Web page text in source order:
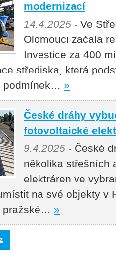
modernizací
14.4.2025 - Ve
Olomouci začala
Investice za 400
střediska, která
podmínek… »
České dráhy
fotovoltaické
9.4.2025 - České
několika střešních
elektráren ve
na své objekty v
pražské… »